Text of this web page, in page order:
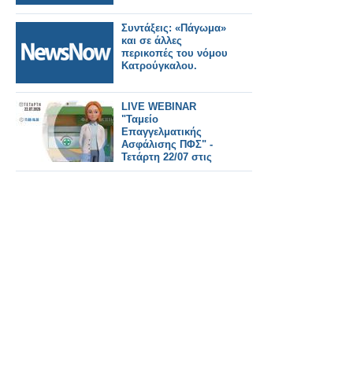
Συντάξεις: «Πάγωμα»
και σε άλλες
περικοπές του νόμου
Κατρούγκαλου.
LIVE WEBINAR
"Ταμείο
Επαγγελματικής
Ασφάλισης ΠΦΣ" -
Τετάρτη 22/07 στις
17:00